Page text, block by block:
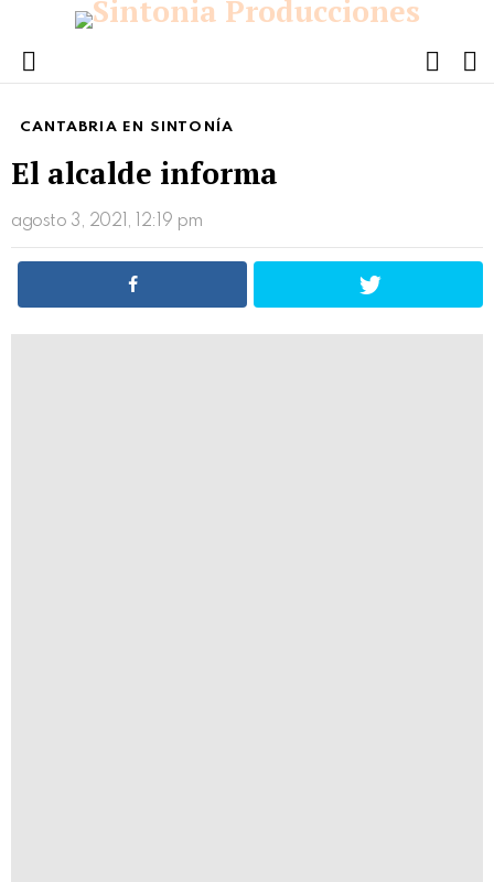
Menu
CANTABRIA EN SINTONÍA
El alcalde informa
agosto 3, 2021, 12:19 pm